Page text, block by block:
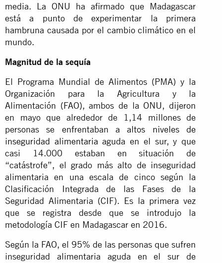
media. La ONU ha afirmado que Madagascar
está a punto de experimentar la primera
hambruna causada por el cambio climático en el
mundo.
Magnitud de la sequía
El Programa Mundial de Alimentos (PMA) y la
Organización para la Agricultura y la
Alimentación (FAO), ambos de la ONU, dijeron
en mayo que alrededor de 1,14 millones de
personas se enfrentaban aaltos niveles de
inseguridad alimentaria aguda en el sur, y que
casi 14.000 estaban en situación de
“catástrofe”, el grado más alto de inseguridad
alimentaria en una escala de cinco según la
Clasificación Integrada de las Fases de la
Seguridad Alimentaria (CIF). Es la primera vez
que se registra desde que se introdujo la
metodología CIF en Madagascar en 2016.
Según la FAO, el 95% de las personas que sufren
inseguridad alimentaria aguda en el sur de